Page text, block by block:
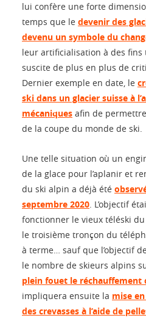
lui confère une forte
temps que le devenir des
devenu un symbole du
leur artificialisation à des
suscite de plus en plus de
Dernier exemple en date, le
ski dans un glacier suisse à
mécaniques afin de
de la coupe du monde de ski.
Une telle situation où un
de la glace pour l’aplanir et
du ski alpin a déjà été
septembre 2020. L’objectif
fonctionner le vieux téléski
le troisième tronçon du
à terme… sauf que l’objectif
le nombre de skieurs alpins
plein fouet le réchauffement
impliquera ensuite la mise
des crevasses à l’aide de